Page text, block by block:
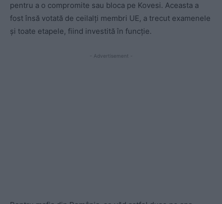
pentru a o compromite sau bloca pe Kovesi. Aceasta a
fost însă votată de ceilalți membri UE, a trecut examenele
și toate etapele, fiind investită în funcție.
- Advertisement -